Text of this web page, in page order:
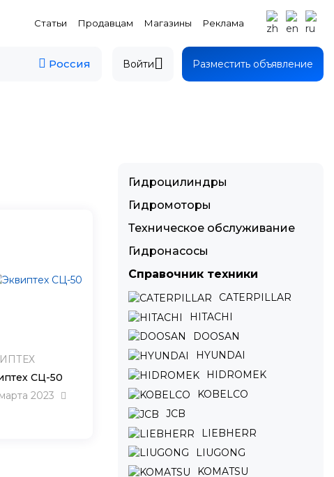
Статьи Продавцам Магазины Реклама
Россия Войти Разместить объявление
СЦ-50
2023
Гидроцилиндры
Гидромоторы
Техническое обслуживание
Гидронасосы
Справочник техники
CATERPILLAR
HITACHI
DOOSAN
HYUNDAI
HIDROMEK
KOBELCO
JCB
LIEBHERR
LIUGONG
KOMATSU